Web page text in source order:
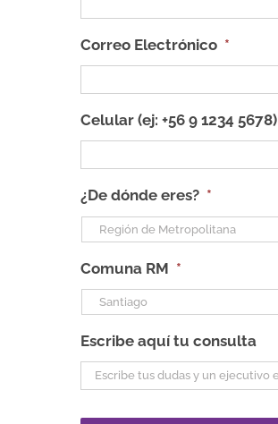
Correo Electrónico *
Celular (ej: +56 9 1234 5678)
¿De dónde eres? *
Comuna RM *
Escribe aquí tu consulta